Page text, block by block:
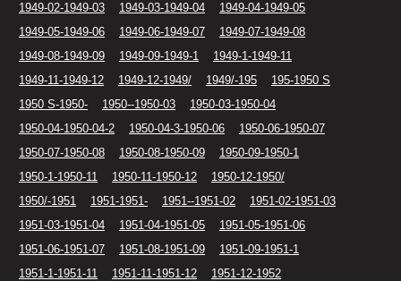
1949-02-1949-03
1949-03-1949-04
1949-04-1949-05
1949-05-1949-06
1949-06-1949-07
1949-07-1949-08
1949-08-1949-09
1949-09-1949-1
1949-1-1949-11
1949-11-1949-12
1949-12-1949/ 1949/-195
195-1950 S
1950 S-1950-
1950--1950-03
1950-03-1950-04
1950-04-1950-04-2
1950-04-3-1950-06
1950-06-1950-07
1950-07-1950-08
1950-08-1950-09
1950-09-1950-1
1950-1-1950-11
1950-11-1950-12
1950-12-1950/
1950/-1951
1951-1951- 1951--1951-02
1951-02-1951-03
1951-03-1951-04
1951-04-1951-05
1951-05-1951-06
1951-06-1951-07
1951-08-1951-09
1951-09-1951-1
1951-1-1951-11
1951-11-1951-12
1951-12-1952